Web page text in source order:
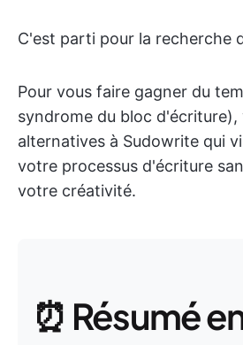
C'est parti pour la recherche
Pour vous faire gagner du
syndrome du bloc d'écriture),
alternatives à Sudowrite qui
votre processus d'écriture
votre créativité.
⏰ Résumé